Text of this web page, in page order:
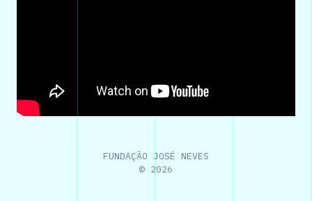
FUNDAÇÃO JOSÉ NEVES
© 2026